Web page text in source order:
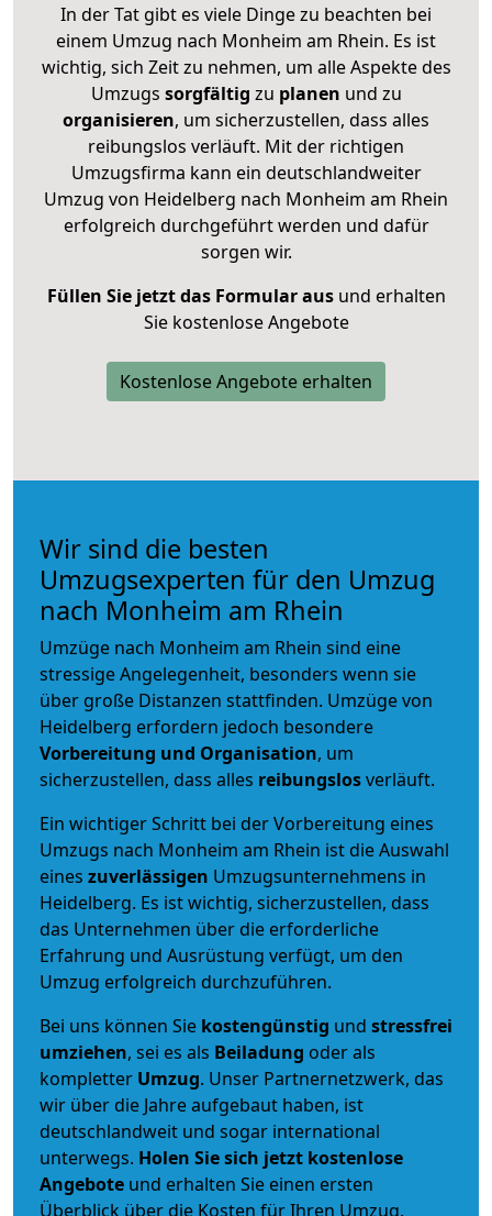
In der Tat gibt es viele Dinge zu beachten bei
einem Umzug nach Monheim am Rhein. Es ist
wichtig, sich Zeit zu nehmen, um alle Aspekte des
Umzugs sorgfältig zu planen und zu
organisieren, um sicherzustellen, dass alles
reibungslos verläuft. Mit der richtigen
Umzugsfirma kann ein deutschlandweiter
Umzug von Heidelberg nach Monheim am Rhein
erfolgreich durchgeführt werden und dafür
sorgen wir.
Füllen Sie jetzt das Formular ausund erhalten
Sie kostenlose Angebote
Kostenlose Angebote erhalten
Wir sind die besten
Umzugsexperten für den Umzug
nach Monheim am Rhein
Umzüge nach Monheim am Rhein sind eine
stressige Angelegenheit, besonders wenn sie
über große Distanzen stattfinden. Umzüge von
Heidelberg erfordern jedoch besondere
Vorbereitung und Organisation, um
sicherzustellen, dass alles reibungslosverläuft.
Ein wichtiger Schritt bei der Vorbereitung eines
Umzugs nach Monheim am Rhein ist die Auswahl
eines zuverlässigen Umzugsunternehmens in
Heidelberg. Es ist wichtig, sicherzustellen, dass
das Unternehmen über die erforderliche
Erfahrung und Ausrüstung verfügt, um den
Umzug erfolgreich durchzuführen.
Bei uns können Sie kostengünstig und stressfrei
umziehen, sei es als Beiladung oder als
kompletter Umzug. Unser Partnernetzwerk, das
wir über die Jahre aufgebaut haben, ist
deutschlandweit und sogar international
unterwegs. Holen Sie sich jetzt kostenlose
Angebote und erhalten Sie einen ersten
Überblick über die Kosten für Ihren Umzug.